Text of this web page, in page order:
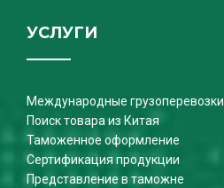
УСЛУГИ
Международные грузоперевозки
Поиск товара из Китая
Таможенное оформление
Сертификация продукции
Представление в таможне